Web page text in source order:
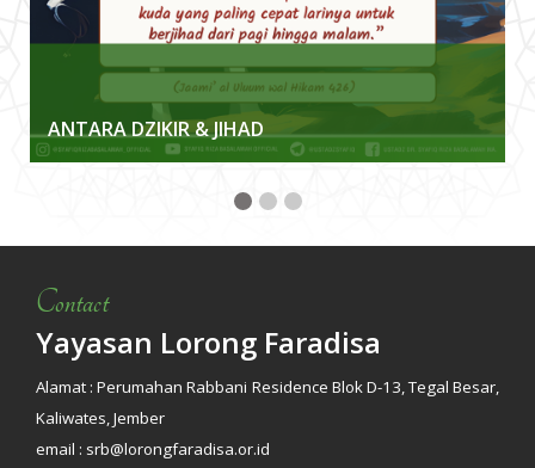
ANTARA DZIKIR & JIHAD
Contact
Yayasan Lorong Faradisa
Alamat : Perumahan Rabbani Residence Blok D-13, Tegal Besar,
Kaliwates, Jember
email : srb@lorongfaradisa.or.id